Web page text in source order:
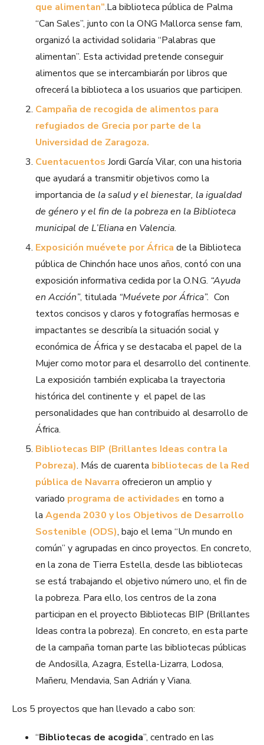
que alimentan”.La biblioteca pública de Palma
“Can Sales”, junto con la ONG Mallorca sense fam,
organizó la actividad solidaria “Palabras que
alimentan”. Esta actividad pretende conseguir
alimentos que se intercambiarán por libros que
ofrecerá la biblioteca a los usuarios que participen.
Campaña de recogida de alimentos para
refugiados de Grecia por parte de la
Universidad de Zaragoza.
Cuentacuentos Jordi García Vilar, con una historia
que ayudará a transmitir objetivos como la
importancia de la salud y el bienestar, la igualdad
de género y el fin de la pobreza en la Biblioteca
municipal de L’Eliana en Valencia.
Exposición muévete por África de la Biblioteca
pública de Chinchón hace unos años, contó con una
exposición informativa cedida por la O.N.G. “Ayuda
en Acción”, titulada “Muévete por África”. Con
textos concisos y claros y fotografías hermosas e
impactantes se describía la situación social y
económica de África y se destacaba el papel de la
Mujer como motor para el desarrollo del continente.
La exposición también explicaba la trayectoria
histórica del continente y el papel de las
personalidades que han contribuido al desarrollo de
África.
Bibliotecas BIP (Brillantes Ideas contra la
Pobreza). Más de cuarenta bibliotecas de la Red
pública de Navarra ofrecieron un amplio y
variado programa de actividades en torno a
la Agenda 2030 y los Objetivos de Desarrollo
Sostenible (ODS), bajo el lema “Un mundo en
común” y agrupadas en cinco proyectos. En concreto,
en la zona de Tierra Estella, desde las bibliotecas
se está trabajando el objetivo número uno, el fin de
la pobreza. Para ello, los centros de la zona
participan en el proyecto Bibliotecas BIP (Brillantes
Ideas contra la pobreza). En concreto, en esta parte
de la campaña toman parte las bibliotecas públicas
de Andosilla, Azagra, Estella-Lizarra, Lodosa,
Mañeru, Mendavia, San Adrián y Viana.
Los 5 proyectos que han llevado a cabo son:
“Bibliotecas de acogida”, centrado en las